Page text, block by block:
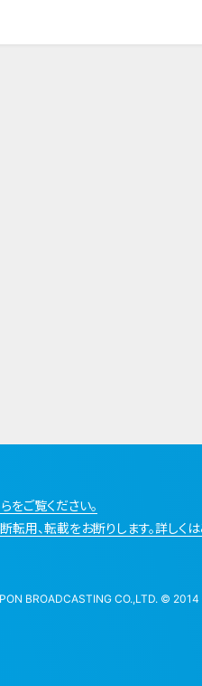
をご覧ください。
用、転載をお断りします。詳しくは
BROADCASTING CO.,LTD. © 2014